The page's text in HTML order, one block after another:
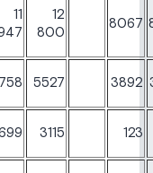
11
12
800
8067
5527 3892
3115 123